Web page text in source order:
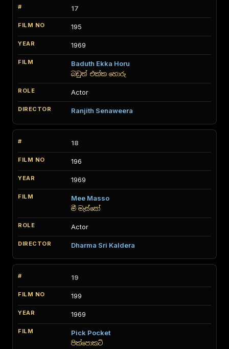
17
195
1969
Baduth Ekka Horu
බඩුත් එක්ක හොරු
Actor
Ranjith Senaweera
18
196
1969
Mee Masso
මී මැස්සෝ
Actor
Dharma Sri Kaldera
19
199
1969
Pick Pocket
පික්පොකට්